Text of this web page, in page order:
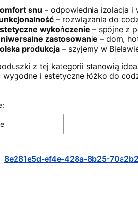
snu – odpowiednia izolacja i
– rozwiązania do
wykończenie – spójne z
zastosowanie – dom,
produkcja – szyjemy w
z tej kategorii stanowią
wygodne i estetyczne łóżko do